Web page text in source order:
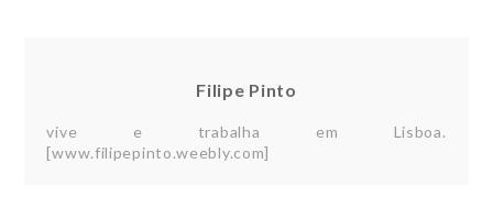
Filipe Pinto
vive e trabalha em Lisboa.
[www.filipepinto.weebly.com]